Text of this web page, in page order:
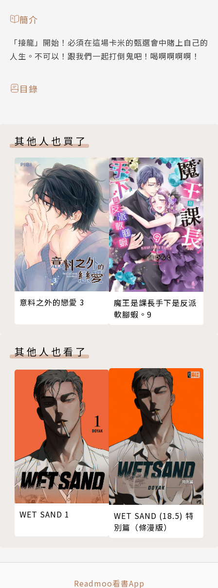
簡介
「接龍」開始！必須在這場卡米的甄選會中賭上自己的
人生。不可以！跟我們一起打倒鬼吧！喝啊啊啊啊！
目錄
其他人也買了
意料之外的戀愛 3
魔王是課長手下是反派
軟腳蝦。9
其他人也看了
WET SAND 1
WET SAND (18.5) 特
別篇（條漫版）
Readmoo看書App